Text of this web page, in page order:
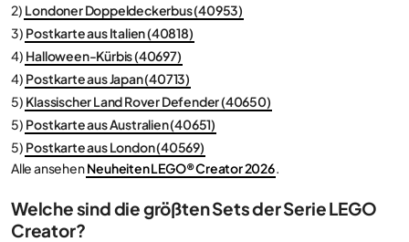
2) Londoner Doppeldeckerbus (40953)
3) Postkarte aus Italien (40818)
4) Halloween-Kürbis (40697)
4) Postkarte aus Japan (40713)
5) Klassischer Land Rover Defender (40650)
5) Postkarte aus Australien (40651)
5) Postkarte aus London (40569)
Alle ansehenNeuheiten LEGO® Creator 2026.
Welche sind die größten Sets der Serie LEGO
Creator?